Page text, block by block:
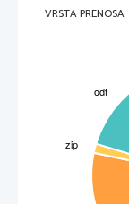
VRSTA PRENOSA